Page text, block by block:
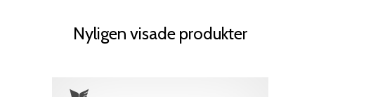
Nyligen visade produkter